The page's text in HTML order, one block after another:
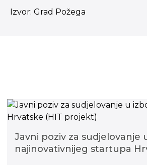
Izvor: Grad Požega
Javni poziv za sudjelovanje
najinovativnijeg startupa